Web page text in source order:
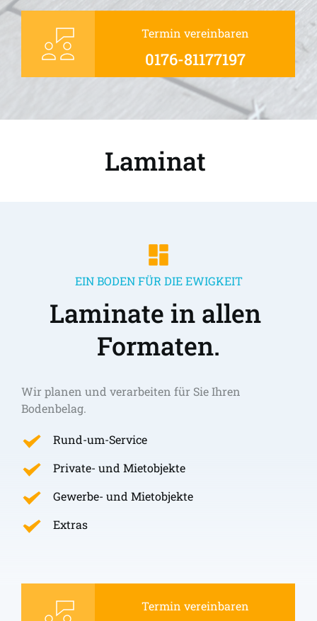
Termin vereinbaren
0176-81177197
Laminat
EIN BODEN FÜR DIE EWIGKEIT
Laminate in allen
Formaten.
Wir planen und verarbeiten für Sie Ihren
Bodenbelag.
Rund-um-Service
Private- und Mietobjekte
Gewerbe- und Mietobjekte
Extras
Termin vereinbaren